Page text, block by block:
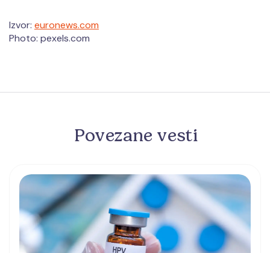
Izvor: euronews.com
Photo: pexels.com
Povezane vesti